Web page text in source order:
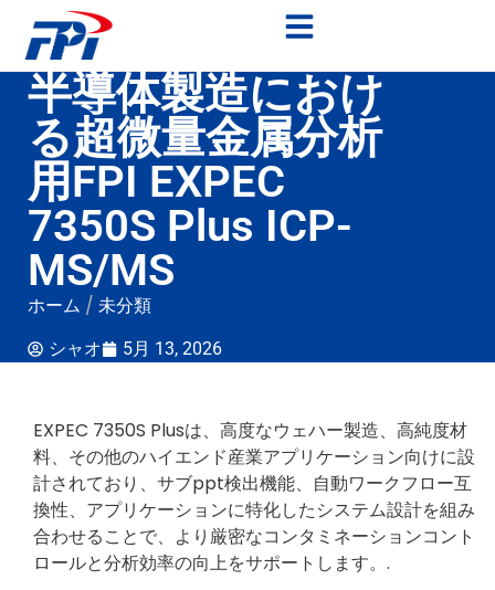
半導体製造におけ
る超微量金属分析
用FPI EXPEC
7350S Plus ICP-
MS/MS
ホーム / 未分類
シャオ 5月 13, 2026
EXPEC 7350S Plusは、高度なウェハー製造、高純度材
料、その他のハイエンド産業アプリケーション向けに設
計されており、サブppt検出機能、自動ワークフロー互
換性、アプリケーションに特化したシステム設計を組み
合わせることで、より厳密なコンタミネーションコント
ロールと分析効率の向上をサポートします。.